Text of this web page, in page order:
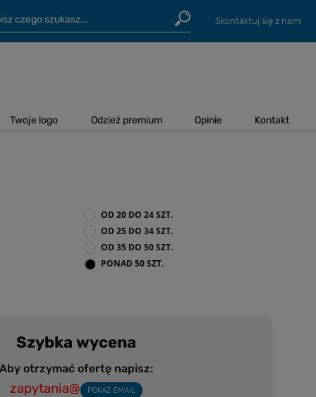
Skontaktuj się z nami
Twoje logo Odzież premium Opinie Kontakt
OD 20 DO 24 SZT.
OD 25 DO 34 SZT.
OD 35 DO 50 SZT.
PONAD 50 SZT.
Szybka wycena
Aby otrzymać ofertę napisz:
zapytania@ POKAŻ EMAIL